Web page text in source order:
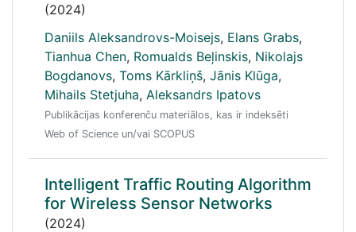
(2024)
Daniils Aleksandrovs-Moisejs, Elans Grabs,
Tianhua Chen, Romualds Beļinskis, Nikolajs
Bogdanovs, Toms Kārkliņš, Jānis Klūga,
Mihails Stetjuha, Aleksandrs Ipatovs
Publikācijas konferenču materiālos, kas ir indeksēti
Web of Science un/vai SCOPUS
Intelligent Traffic Routing Algorithm
for Wireless Sensor Networks
(2024)